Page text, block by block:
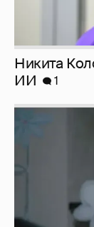
Никита
ИИ
1